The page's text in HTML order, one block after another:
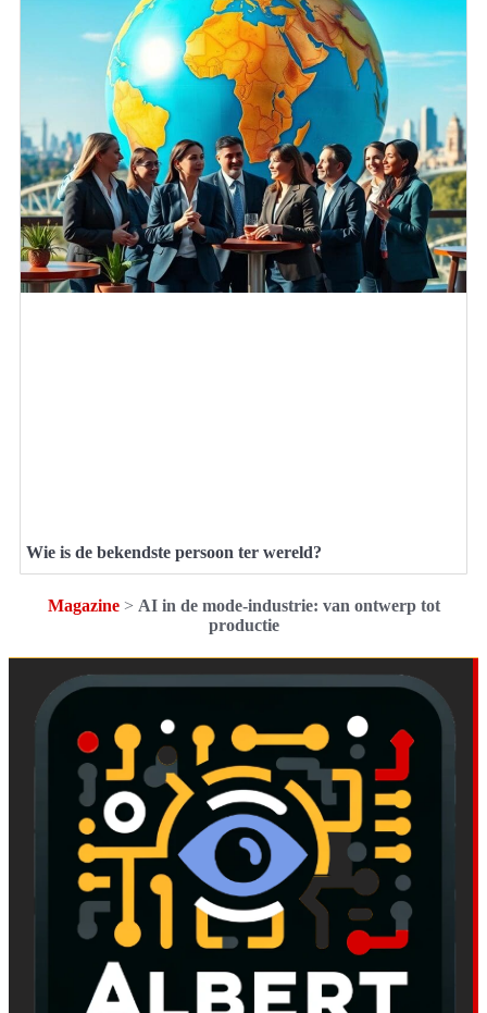
Wie is de bekendste persoon ter wereld?
Magazine> AI in de mode-industrie: van ontwerp tot
productie